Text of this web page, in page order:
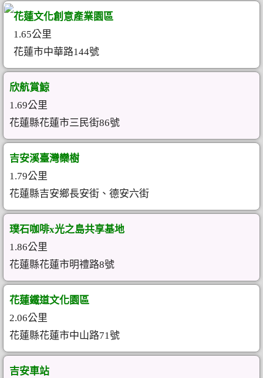
花蓮文化創意產業園區
1.65公里
花蓮市中華路144號
欣航賞鯨
1.69公里
花蓮縣花蓮市三民街86號
吉安溪臺灣欒樹
1.79公里
花蓮縣吉安鄉長安街、德安六街
璞石咖啡x光之島共享基地
1.86公里
花蓮縣花蓮市明禮路8號
花蓮鐵道文化園區
2.06公里
花蓮縣花蓮市中山路71號
吉安車站